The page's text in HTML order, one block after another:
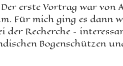
erste Vortrag war von
Für mich ging es dann
Recherche –
Bogenschützen